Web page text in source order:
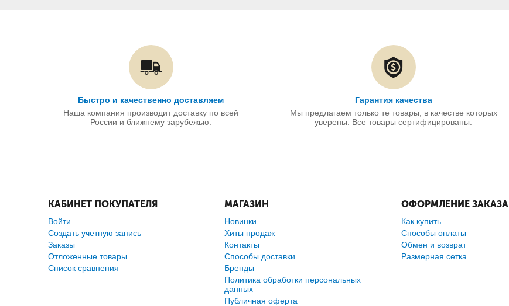
Быстро и качественно доставляем
Наша компания производит доставку по всей
России и ближнему зарубежью.
Гарантия качества
Мы предлагаем только те товары, в качестве которых
уверены. Все товары сертифицированы.
КАБИНЕТ ПОКУПАТЕЛЯ
Войти
Создать учетную запись
Заказы
Отложенные товары
Список сравнения
МАГАЗИН
Новинки
Хиты продаж
Контакты
Способы доставки
Бренды
Политика обработки персональных
данных
Публичная оферта
ОФОРМЛЕНИЕ ЗАКАЗА
Как купить
Способы оплаты
Обмен и возврат
Размерная сетка